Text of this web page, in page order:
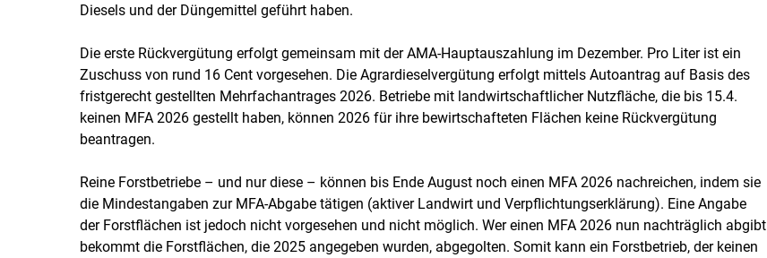
Diesels und der Düngemittel geführt haben.
Die erste Rückvergütung erfolgt gemeinsam mit der AMA-Hauptauszahlung im Dezember. Pro Liter ist ein
Zuschuss von rund 16 Cent vorgesehen. Die Agrardieselvergütung erfolgt mittels Autoantrag auf Basis des
fristgerecht gestellten Mehrfachantrages 2026. Betriebe mit landwirtschaftlicher Nutzfläche, die bis 15.4.
keinen MFA 2026 gestellt haben, können 2026 für ihre bewirtschafteten Flächen keine Rückvergütung
beantragen.
Reine Forstbetriebe – und nur diese – können bis Ende August noch einen MFA 2026 nachreichen, indem sie
die Mindestangaben zur MFA-Abgabe tätigen (aktiver Landwirt und Verpflichtungserklärung). Eine Angabe
der Forstflächen ist jedoch nicht vorgesehen und nicht möglich. Wer einen MFA 2026 nun nachträglich abgibt
bekommt die Forstflächen, die 2025 angegeben wurden, abgegolten. Somit kann ein Forstbetrieb, der keinen